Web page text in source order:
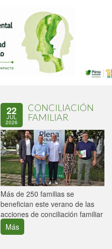
22
JUL
2026
CONCILIACIÓN
FAMILIAR
Más de 250 familias se
benefician este verano de las
acciones de conciliación familiar
Más